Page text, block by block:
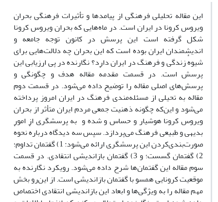
این مقاله تحلیلی فرهنگی از پیامدها و تأثیرات فرهنگی بحران
ویروس کرونا در ایران است. در ماه‌هایی که بحران ویروس کرونا
شکل گرفته است این پرسش در کانون توجه جامعه و
اندیشمندان ایران بوده است که این بحران چه دلالت‌هایی برای
شیوهٔ زندگی و فرهنگ در ایران دارد؟ نگارنده در پی ارزیابی این
پرسش است. در قسمت مقدمهٔ مقاله هدف و چگونگی و
پرسش‌های اصلی مقاله را توضیح داده می‌شود. در قسمت دوم
مقاله به تحیلی از مسئله‌مندی فرهنگ در ایران امروز پرداخته
می‌شود و این‌که چگونه ذهنیت جمعی مردم ایران متأثر از بحران
ویروس کرونا هوشیار و حساس و شده و به پرسشگری از امور
بدیهی و طبیعی فرهنگ می‌پردازد. سپس سه دیدگاه دربارهٔ نحوهٔ
صورت‌بندی‌کردن این پرسشگری ارائه می‌شود: 1) گفتمان تداوم؛
2) گفتمان گسست؛ و 3) گفتمان بازاندیشی انتقادی. در قسمت
سوم مقاله این گفتمان‌ها شرح داده می‌شود. رویکرد نگارنده به
موقعیت کرونایی همسو با گفتمان بازاندیشی است. از این‌رو بخش
مهم مقاله را به ویژگی‌ها و ابعاد این بازاندیشی انتقادی اختصاص